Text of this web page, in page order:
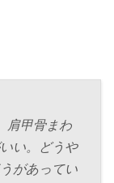
肩甲骨まわ
い。どうや
があってい